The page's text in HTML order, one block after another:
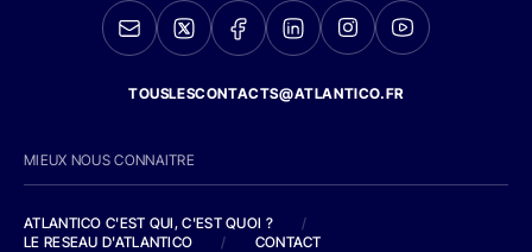
TOUSLESCONTACTS@ATLANTICO.FR
MIEUX NOUS CONNAITRE
ATLANTICO C'EST QUI, C'EST QUOI ?
/
LE RESEAU D'ATLANTICO
/ CONTACT